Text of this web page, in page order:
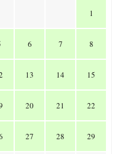
1
6 7 8
13 14 15
20 21 22
27 28 29